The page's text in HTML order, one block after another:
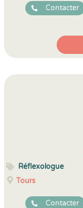
Contacter
Réflexologue
Tours
Contacter